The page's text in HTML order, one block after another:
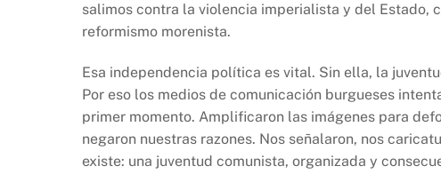
salimos contra la violencia imperialista y del Estado,
reformismo morenista.
Esa independencia política es vital. Sin ella, la
Por eso los medios de comunicación burgueses
primer momento. Amplificaron las imágenes para
negaron nuestras razones. Nos señalaron, nos
existe: una juventud comunista, organizada y